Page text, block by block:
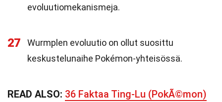
evoluutiomekanismeja.
27
Wurmplen evoluutio on ollut suosittu
keskustelunaihe Pokémon-yhteisössä.
READ ALSO: 36 Faktaa Ting-Lu (PokÃ©mon)